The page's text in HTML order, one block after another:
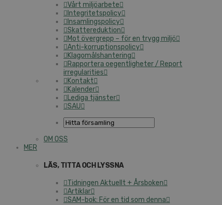
Vårt miljöarbete
Integritetspolicy
Insamlingspolicy
Skattereduktion
Mot övergrepp – för en trygg miljö
Anti-korruptionspolicy
Klagomålshantering
Rapportera oegentligheter / Report
irregularities
Kontakt
Kalender
Lediga tjänster
SAU
OM OSS
MER
LÄS, TITTA OCH LYSSNA
Tidningen Aktuellt + Årsboken
Artiklar
SAM-bok: För en tid som denna